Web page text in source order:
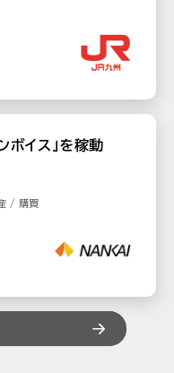
ボイス」を稼動
/ 購買